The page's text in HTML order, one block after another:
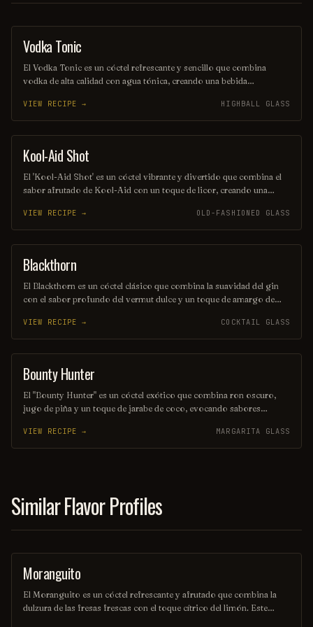
COCKTAIL
Vodka Tonic
El Vodka Tonic es un cóctel refrescante y sencillo que combina
vodka de alta calidad con agua tónica, creando una bebida
adornado con una rodaja de limón o lima, lo que realza su sabor y
aroma. Ideal para cualquier ocasión, es una opción popular entre los
amantes de los cócteles.
VIEW RECIPE → HIGHBALL GLASS
SHOT
Kool-Aid Shot
El 'Kool-Aid Shot' es un cóctel vibrante y divertido que combina el
sabor afrutado de Kool-Aid con un toque de licor, creando una
reuniones, este trago es fácil de preparar y seguro que alegrará el
ambiente. ¡Disfrútalo frío y comparte la diversión!
VIEW RECIPE → OLD-FASHIONED GLASS
ORDINARY DRINK
Blackthorn
El Blackthorn es un cóctel clásico que combina la suavidad del gin
con el sabor profundo del vermut dulce y un toque de amargo de
equilibrado, lo convierten en una opción perfecta para quienes
buscan una bebida elegante y sofisticada. Ideal para disfrutar en una
noche especial o como aperitivo antes de una cena.
VIEW RECIPE → COCKTAIL GLASS
COCKTAIL
Bounty Hunter
El "Bounty Hunter" es un cóctel exótico que combina ron oscuro,
jugo de piña y un toque de jarabe de coco, evocando sabores
rodaja de piña y una cereza, este trago es perfecto para aquellos que
buscan una aventura refrescante en cada sorbo. Ideal para disfrutar
VIEW RECIPE → MARGARITA GLASS
Similar Flavor Profiles
SHOT
Moranguito
El Moranguito es un cóctel refrescante y afrutado que combina la
dulzura de las fresas frescas con el toque cítrico del limón. Este